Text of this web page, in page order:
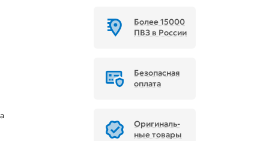
Более 15000
ПВЗ в России
Безопасная
оплата
Ори­ги­наль­
ные товары